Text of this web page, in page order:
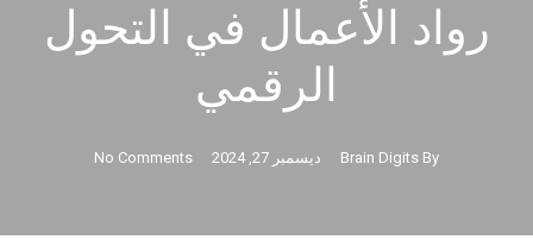
رواد الأعمال في التحول
الرقمي
By
Brain Digits ديسمبر 27, 2024 No Comments